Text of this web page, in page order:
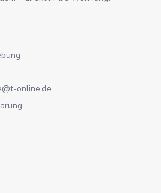
online.de